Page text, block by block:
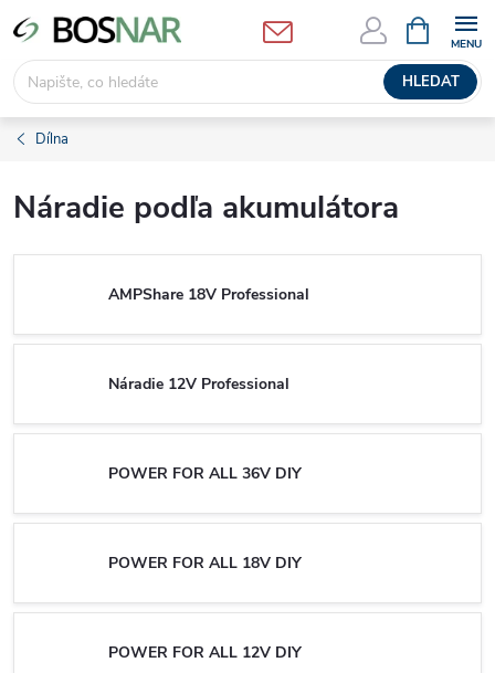
Přejít
na
obsah
HLEDAT
NÁKUPNÍ
KOŠÍK
Dílna
Náradie podľa akumulátora
AMPShare 18V Professional
Náradie 12V Professional
POWER FOR ALL 36V DIY
POWER FOR ALL 18V DIY
POWER FOR ALL 12V DIY